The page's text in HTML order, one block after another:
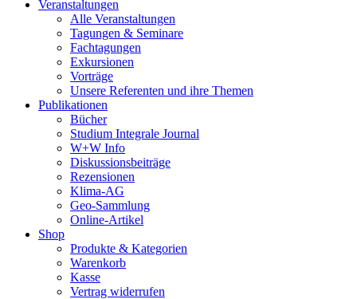
Veranstaltungen
Alle Veranstaltungen
Tagungen & Seminare
Fachtagungen
Exkursionen
Vorträge
Unsere Referenten und ihre Themen
Publikationen
Bücher
Studium Integrale Journal
W+W Info
Diskussionsbeiträge
Rezensionen
Klima-AG
Geo-Sammlung
Online-Artikel
Shop
Produkte & Kategorien
Warenkorb
Kasse
Vertrag widerrufen